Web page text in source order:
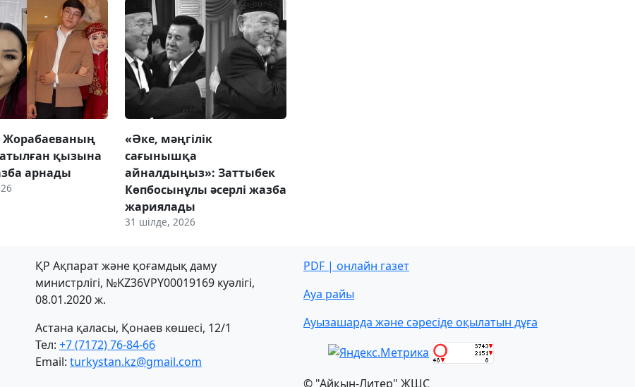
қызына
арнады
«Әке, мәңгілік
сағынышқа
айналдыңыз»: Заттыбек
Көпбосынұлы әсерлі жазба
жариялады
31 шілде, 2026
ҚР Ақпарат және қоғамдық даму
министрлігі, №KZ36VPY00019169 куәлігі,
08.01.2020 ж.
Астана қаласы, Қонаев көшесі, 12/1
Тел: +7 (7172) 76-84-66
Email: turkystan.kz@gmail.com
PDF | онлайн газет
Ауа райы
Ауызашарда және сәресіде оқылатын дұға
© "Айқын-Литер" ЖШС